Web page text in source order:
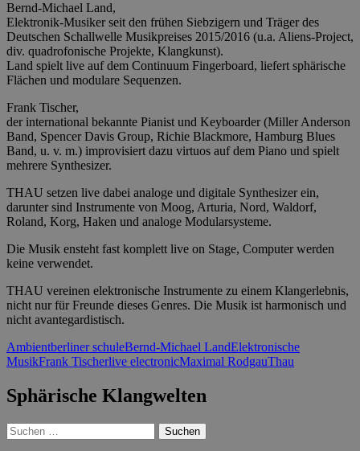
Bernd-Michael Land,
Elektronik-Musiker seit den frühen Siebzigern und Träger des
Deutschen Schallwelle Musikpreises 2015/2016 (u.a. Aliens-Project,
div. quadrofonische Projekte, Klangkunst).
Land spielt live auf dem Continuum Fingerboard, liefert sphärische
Flächen und modulare Sequenzen.
Frank Tischer,
der international bekannte Pianist und Keyboarder (Miller Anderson
Band, Spencer Davis Group, Richie Blackmore, Hamburg Blues
Band, u. v. m.) improvisiert dazu virtuos auf dem Piano und spielt
mehrere Synthesizer.
THAU setzen live dabei analoge und digitale Synthesizer ein,
darunter sind Instrumente von Moog, Arturia, Nord, Waldorf,
Roland, Korg, Haken und analoge Modularsysteme.
Die Musik ensteht fast komplett live on Stage, Computer werden
keine verwendet.
THAU vereinen elektronische Instrumente zu einem Klangerlebnis,
nicht nur für Freunde dieses Genres. Die Musik ist harmonisch und
nicht avantegardistisch.
Ambientberliner schuleBernd-Michael LandElektronische
MusikFrank Tischerlive electronicMaximal RodgauThau
Sphärische Klangwelten
Suchen
nach: